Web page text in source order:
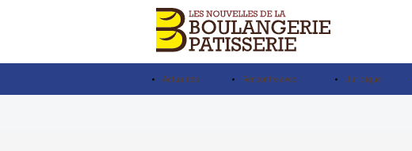
Actualités Rencontre avec… Juridique